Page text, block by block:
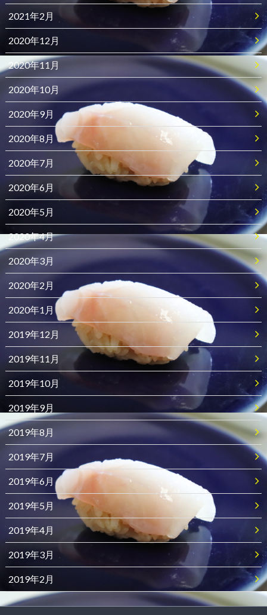
2021年2月
2020年12月
2020年11月
2020年10月
2020年9月
2020年8月
2020年7月
2020年6月
2020年5月
2020年4月
2020年3月
2020年2月
2020年1月
2019年12月
2019年11月
2019年10月
2019年9月
2019年8月
2019年7月
2019年6月
2019年5月
2019年4月
2019年3月
2019年2月